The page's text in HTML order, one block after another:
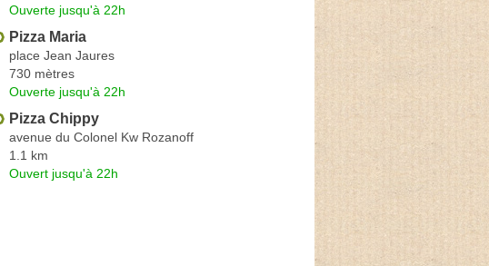
Ouverte jusqu'à 22h
Pizza Maria
place Jean Jaures
730 mètres
Ouverte jusqu'à 22h
Pizza Chippy
avenue du Colonel Kw Rozanoff
1.1 km
Ouvert jusqu'à 22h